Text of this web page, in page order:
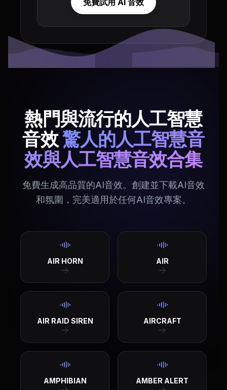
免費試用 AI 音效
熱門與流行的人工智慧
音效驚人的人工智慧音
效與人工智慧音效合集
免費生成高品質的AI音效。創建並下載AI音效
和氛圍，完美適用於任何AI音效專案。
AIR HORN AIR
AIR RAID SIREN AIRCRAFT
AMPHIBIAN AMBER ALERT